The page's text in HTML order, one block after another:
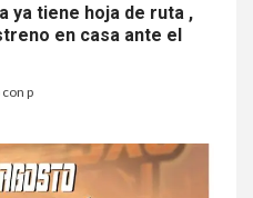
ya tiene hoja de ruta ,
en casa ante el
p